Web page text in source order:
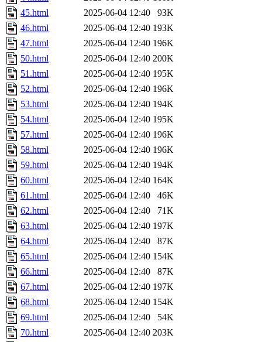
45.html
2025-06-04 12:40
93K
46.html
2025-06-04 12:40 193K
47.html
2025-06-04 12:40 196K
50.html
2025-06-04 12:40 200K
51.html
2025-06-04 12:40 195K
52.html
2025-06-04 12:40 196K
53.html
2025-06-04 12:40 194K
54.html
2025-06-04 12:40 195K
57.html
2025-06-04 12:40 196K
58.html
2025-06-04 12:40 196K
59.html
2025-06-04 12:40 194K
60.html
2025-06-04 12:40 164K
61.html
2025-06-04 12:40
46K
62.html
2025-06-04 12:40
71K
63.html
2025-06-04 12:40 197K
64.html
2025-06-04 12:40
87K
65.html
2025-06-04 12:40 154K
66.html
2025-06-04 12:40
87K
67.html
2025-06-04 12:40 197K
68.html
2025-06-04 12:40 154K
69.html
2025-06-04 12:40
54K
70.html
2025-06-04 12:40 203K